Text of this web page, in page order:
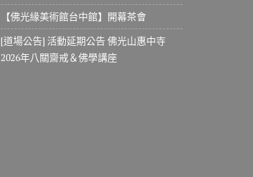
【佛光緣美術館台中館】開幕茶會
[道場公告] 活動延期公告 佛光山惠中寺
2026年八關齋戒＆佛學講座